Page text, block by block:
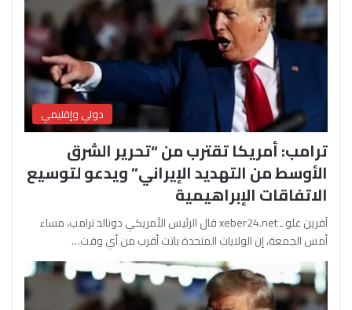
دولي وإقليمي
ترامب: أمريكا تقترب من “تحرير الشرق
الأوسط من التهديد الإيراني” ويدعو لتوسيع
الاتفاقات الإبراهيمية
آفرين علو ـ xeber24.net قال الرئيس الأمريكي دونالد ترامب، مساء
أمس الجمعة، إن الولايات المتحدة باتت أقرب من أي وقت…